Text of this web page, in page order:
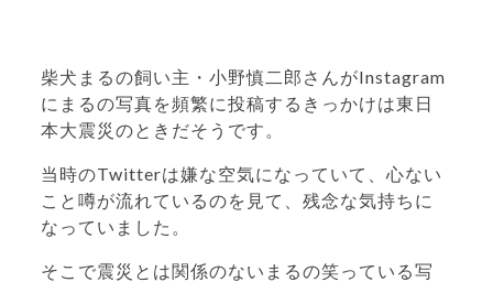
柴犬まるの飼い主・小野慎二郎さんがInstagram
にまるの写真を頻繁に投稿するきっかけは東日
本大震災のときだそうです。
当時のTwitterは嫌な空気になっていて、心ない
こと噂が流れているのを見て、残念な気持ちに
なっていました。
そこで震災とは関係のないまるの笑っている写